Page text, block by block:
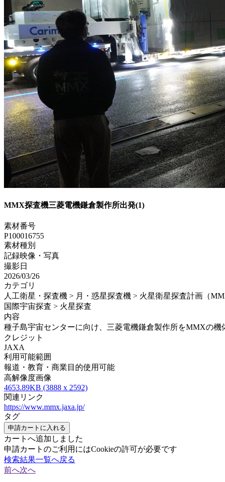
MMX探査機三菱電機鎌倉製作所出発(1)
素材番号
P100016755
素材種別
記録映像・写真
撮影日
2026/03/26
カテゴリ
人工衛星・探査機 > 月・惑星探査機 > 火星衛星探査計画（
国際宇宙探査 > 火星探査
内容
種子島宇宙センターに向け、三菱電機鎌倉製作所をMMXの
クレジット
JAXA
利用可能範囲
報道・教育・商業目的使用可能
高解像度画像
4653.89KB (3888 x 2592)
関連リンク
https://www.mmx.jaxa.jp/
タグ
申請カートに入れる
カートへ追加しました
申請カートのご利用にはCookieの許可が必要です
検索結果一覧へ戻る
前へ次へ